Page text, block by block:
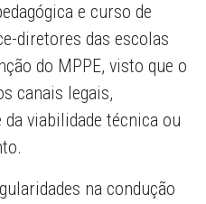
e curso de
diretores das escolas
do MPPE, visto que o
canais legais,
viabilidade técnica ou
na condução